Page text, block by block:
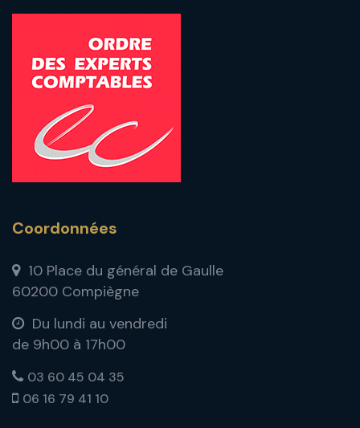
Coordonnées
10 Place du général de Gaulle
60200 Compiègne
Du lundi au vendredi
de 9h00 à 17h00
03 60 45 04 35
06 16 79 41 10